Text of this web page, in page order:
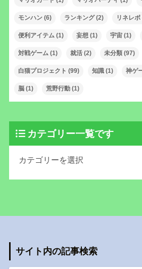
モンハン(6) ランキング(2) リネレボ
便利アイテム(1) 妄想(1) 宇宙(1)
対戦ゲーム(1) 就活(2) 未分類(97)
白猫プロジェクト (99) 知識(1) 神ゲ
脳(1) 荒野行動(1)
カテゴリー一覧です
サイト内の記事検索